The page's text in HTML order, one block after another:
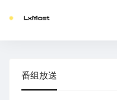
番组放送